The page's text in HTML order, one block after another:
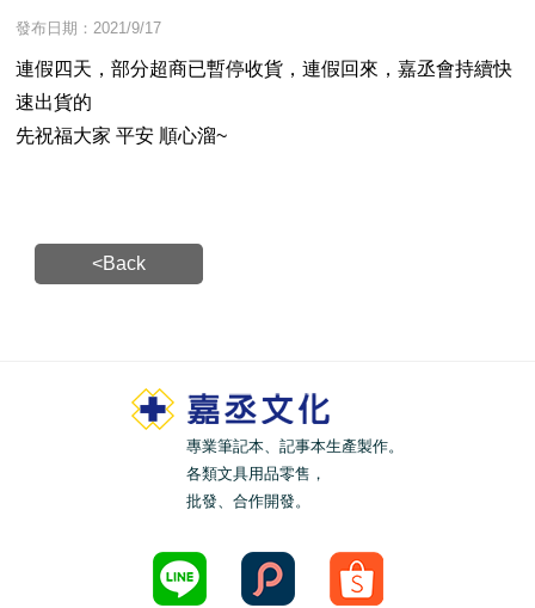
發布日期：2021/9/17
連假四天，部分超商已暫停收貨，連假回來，嘉丞會持續快
速出貨的
先祝福大家 平安 順心溜~
<Back
專業筆記本、記事本生產製作。
各類文具用品零售，
批發、合作開發。